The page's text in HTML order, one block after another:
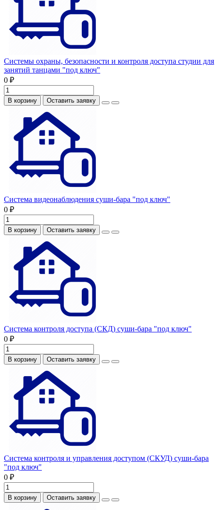
Системы охраны, безопасности и контроля доступа студии для
занятий танцами "под ключ"
0 ₽
В корзину Оставить заявку
Система видеонаблюдения суши-бара "под ключ"
0 ₽
В корзину Оставить заявку
Система контроля доступа (СКД) суши-бара "под ключ"
0 ₽
В корзину Оставить заявку
Система контроля и управления доступом (СКУД) суши-бара
"под ключ"
0 ₽
В корзину Оставить заявку